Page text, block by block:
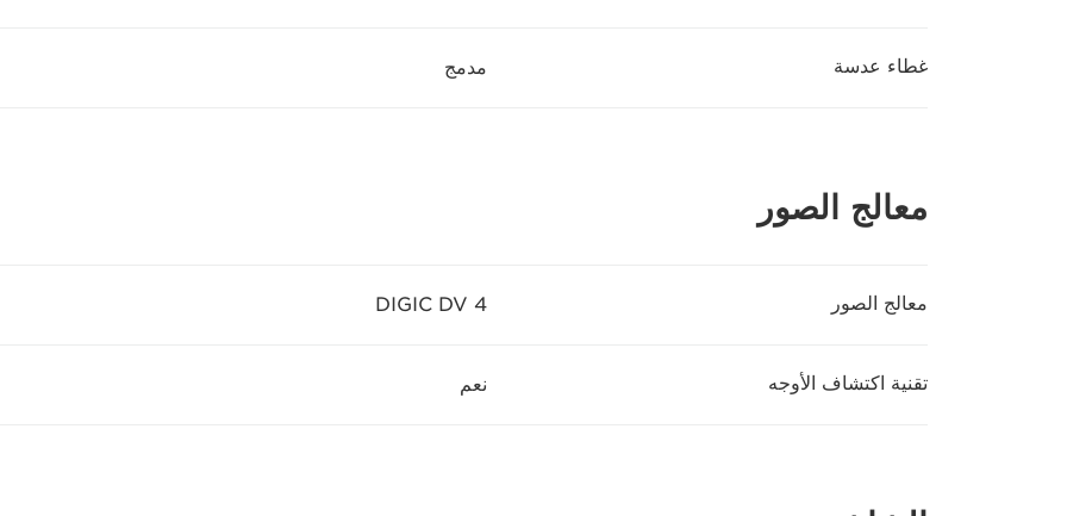
غطاء عدسة مدمج
معالج الصور
معالج الصور DIGIC DV 4
تقنية اكتشاف الأوجه نعم